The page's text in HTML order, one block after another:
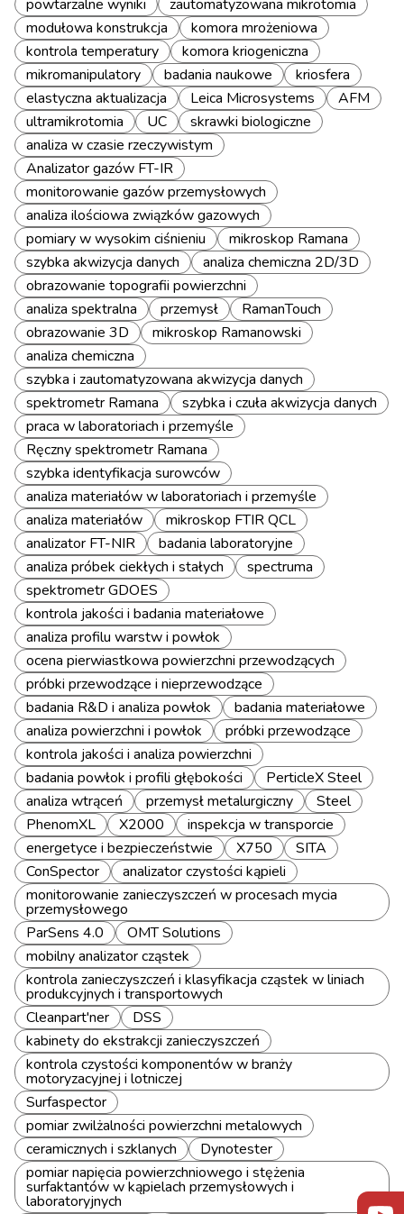
powtarzalne wyniki
zautomatyzowana mikrotomia
modułowa konstrukcja
komora mrożeniowa
kontrola temperatury
komora kriogeniczna
mikromanipulatory
badania naukowe
kriosfera
elastyczna aktualizacja
Leica Microsystems
AFM
ultramikrotomia
UC
skrawki biologiczne
analiza w czasie rzeczywistym
Analizator gazów FT-IR
monitorowanie gazów przemysłowych
analiza ilościowa związków gazowych
pomiary w wysokim ciśnieniu
mikroskop Ramana
szybka akwizycja danych
analiza chemiczna 2D/3D
obrazowanie topografii powierzchni
analiza spektralna
przemysł
RamanTouch
obrazowanie 3D
mikroskop Ramanowski
analiza chemiczna
szybka i zautomatyzowana akwizycja danych
spektrometr Ramana
szybka i czuła akwizycja danych
praca w laboratoriach i przemyśle
Ręczny spektrometr Ramana
szybka identyfikacja surowców
analiza materiałów w laboratoriach i przemyśle
analiza materiałów
mikroskop FTIR QCL
analizator FT-NIR
badania laboratoryjne
analiza próbek ciekłych i stałych
spectruma
spektrometr GDOES
kontrola jakości i badania materiałowe
analiza profilu warstw i powłok
ocena pierwiastkowa powierzchni przewodzących
próbki przewodzące i nieprzewodzące
badania R&D i analiza powłok
badania materiałowe
analiza powierzchni i powłok
próbki przewodzące
kontrola jakości i analiza powierzchni
badania powłok i profili głębokości
PerticleX Steel
analiza wtrąceń
przemysł metalurgiczny
Steel
PhenomXL
X2000
inspekcja w transporcie
energetyce i bezpieczeństwie
X750
SITA
ConSpector
analizator czystości kąpieli
monitorowanie zanieczyszczeń w procesach mycia
przemysłowego
ParSens 4.0
OMT Solutions
mobilny analizator cząstek
kontrola zanieczyszczeń i klasyfikacja cząstek w liniach
produkcyjnych i transportowych
Cleanpart'ner
DSS
kabinety do ekstrakcji zanieczyszczeń
kontrola czystości komponentów w branży
motoryzacyjnej i lotniczej
Surfaspector
pomiar zwilżalności powierzchni metalowych
ceramicznych i szklanych
Dynotester
pomiar napięcia powierzchniowego i stężenia
surfaktantów w kąpielach przemysłowych i
laboratoryjnych